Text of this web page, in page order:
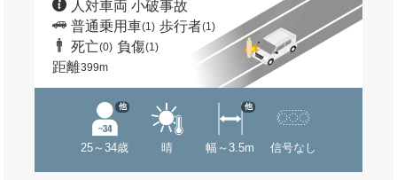
人対車両 小破事故
普通乗用車(1) 歩行者(1)
死亡(0) 負傷(1)
距離399m
25～34歳
他
晴 幅～3.5m
他
信号なし